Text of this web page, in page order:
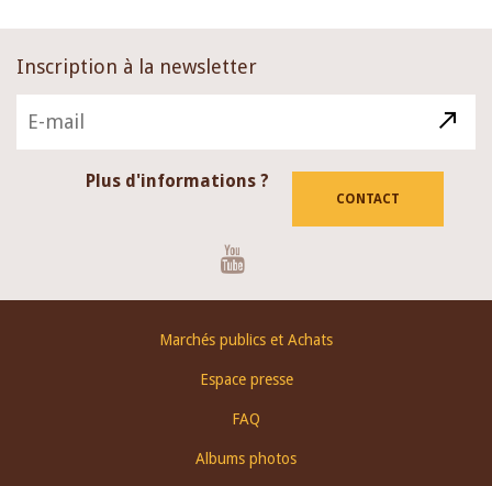
Inscription à la newsletter
Plus d'informations ?
CONTACT
Marchés publics et Achats
Espace presse
FAQ
Albums photos